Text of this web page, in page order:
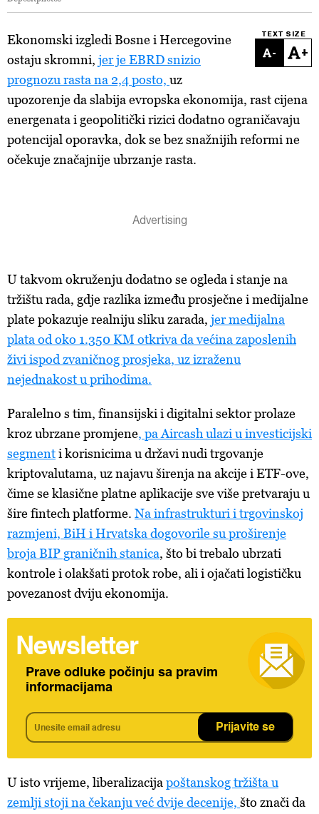
TEXT SIZE
- +
Ekonomski izgledi Bosne i Hercegovine
ostaju skromni, jer je EBRD snizio
prognozu rasta na 2,4 posto, uz
upozorenje da slabija evropska ekonomija, rast cijena
energenata i geopolitički rizici dodatno ograničavaju
potencijal oporavka, dok se bez snažnijih reformi ne
očekuje značajnije ubrzanje rasta.
U takvom okruženju dodatno se ogleda i stanje na
tržištu rada, gdje razlika između prosječne i medijalne
plate pokazuje realniju sliku zarada, jer medijalna
plata od oko 1.350 KM otkriva da većina zaposlenih
živi ispod zvaničnog prosjeka, uz izraženu
nejednakost u prihodima.
Paralelno s tim, finansijski i digitalni sektor prolaze
kroz ubrzane promjene, pa Aircash ulazi u investicijski
segmenti korisnicima u državi nudi trgovanje
kriptovalutama, uz najavu širenja na akcije i ETF-ove,
čime se klasične platne aplikacije sve više pretvaraju u
šire fintech platforme. Na infrastrukturi i trgovinskoj
razmjeni, BiH i Hrvatska dogovorile su proširenje
broja BIP graničnih stanica, što bi trebalo ubrzati
kontrole i olakšati protok robe, ali i ojačati logističku
povezanost dviju ekonomija.
Newsletter
Prave odluke počinju sa pravim
informacijama
Prijavite se
U isto vrijeme, liberalizacija poštanskog tržišta u
zemlji stoji na čekanju već dvije decenije, što znači da